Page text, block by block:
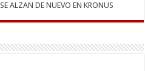
ALZAN DE NUEVO EN KRONUS